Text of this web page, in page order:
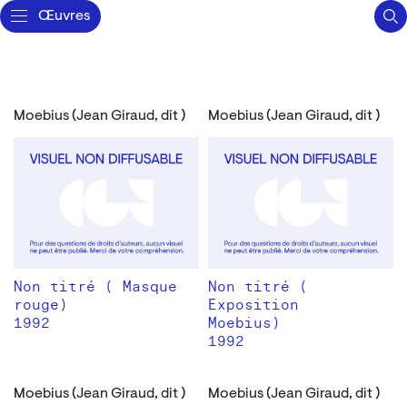
Œuvres
Moebius (Jean Giraud, dit )
Non titré ( Masque
rouge)
1992
Moebius (Jean Giraud, dit )
Non titré (
Exposition
Moebius)
1992
Moebius (Jean Giraud, dit ) Moebius (Jean Giraud, dit )